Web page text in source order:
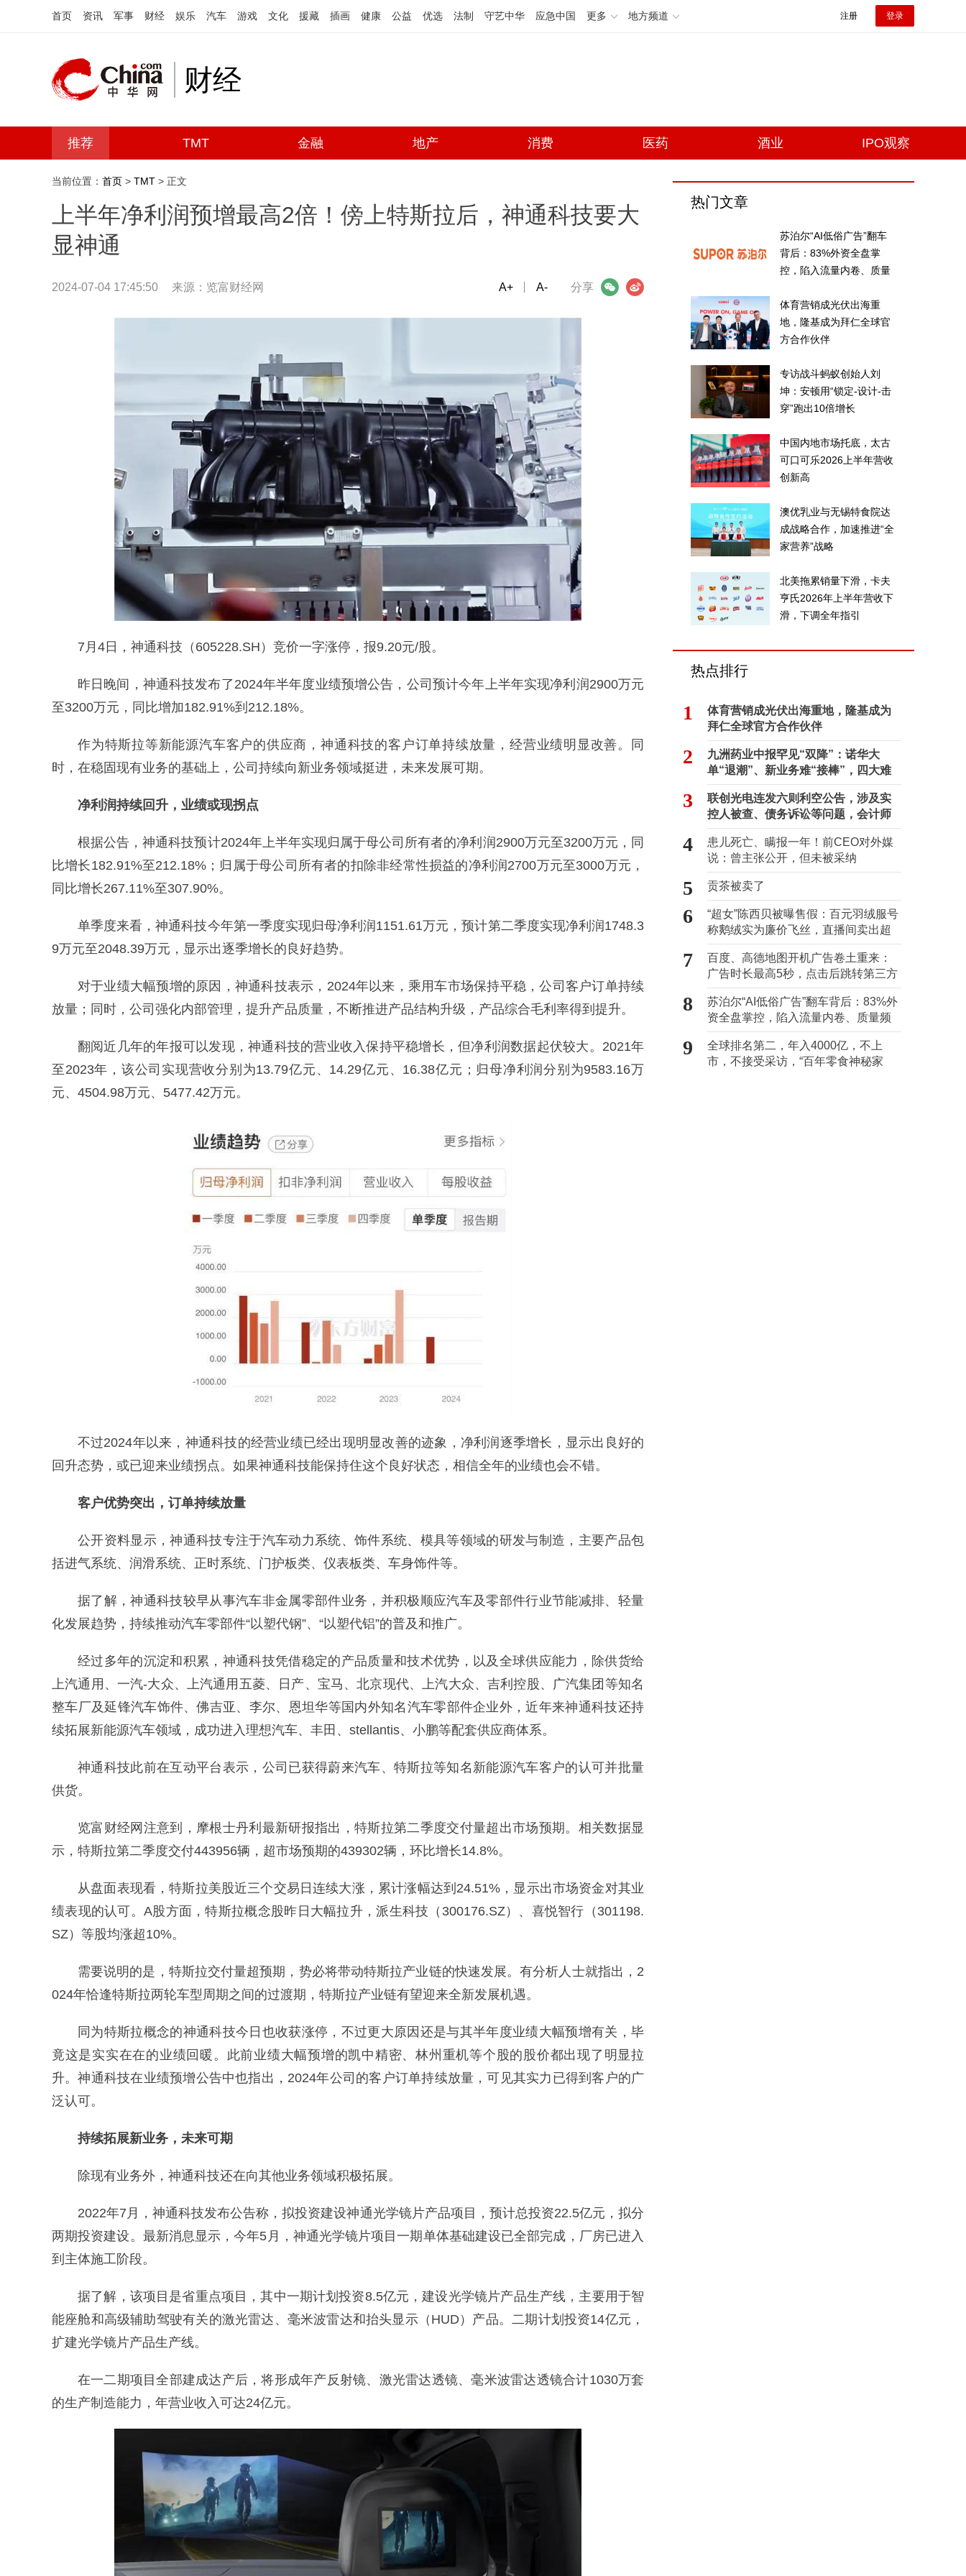
首页 资讯 军事 财经 娱乐 汽车 游戏 文化 援藏 插画 健康 公益 优选 法制 守艺中华 应急中国 更多 地方频道 注册 登录
财经
推荐 TMT 金融 地产 消费 医药 酒业 IPO观察
当前位置： 首页 > TMT > 正文
上半年净利润预增最高2倍！傍上特斯拉后，神通科技要大
显神通
2024-07-04 17:45:50 来源：览富财经网 分享
微信 微博
A+ A-
7月4日，神通科技（605228.SH）竞价一字涨停，报9.20元/股。
昨日晚间，神通科技发布了2024年半年度业绩预增公告，公司预计今年上半年实现净利润2900万元
至3200万元，同比增加182.91%到212.18%。
作为特斯拉等新能源汽车客户的供应商，神通科技的客户订单持续放量，经营业绩明显改善。同
时，在稳固现有业务的基础上，公司持续向新业务领域挺进，未来发展可期。
净利润持续回升，业绩或现拐点
根据公告，神通科技预计2024年上半年实现归属于母公司所有者的净利润2900万元至3200万元，同
比增长182.91%至212.18%；归属于母公司所有者的扣除非经常性损益的净利润2700万元至3000万元，
同比增长267.11%至307.90%。
单季度来看，神通科技今年第一季度实现归母净利润1151.61万元，预计第二季度实现净利润1748.3
9万元至2048.39万元，显示出逐季增长的良好趋势。
对于业绩大幅预增的原因，神通科技表示，2024年以来，乘用车市场保持平稳，公司客户订单持续
放量；同时，公司强化内部管理，提升产品质量，不断推进产品结构升级，产品综合毛利率得到提升。
翻阅近几年的年报可以发现，神通科技的营业收入保持平稳增长，但净利润数据起伏较大。2021年
至2023年，该公司实现营收分别为13.79亿元、14.29亿元、16.38亿元；归母净利润分别为9583.16万
元、4504.98万元、5477.42万元。
不过2024年以来，神通科技的经营业绩已经出现明显改善的迹象，净利润逐季增长，显示出良好的
回升态势，或已迎来业绩拐点。如果神通科技能保持住这个良好状态，相信全年的业绩也会不错。
客户优势突出，订单持续放量
公开资料显示，神通科技专注于汽车动力系统、饰件系统、模具等领域的研发与制造，主要产品包
括进气系统、润滑系统、正时系统、门护板类、仪表板类、车身饰件等。
据了解，神通科技较早从事汽车非金属零部件业务，并积极顺应汽车及零部件行业节能减排、轻量
化发展趋势，持续推动汽车零部件“以塑代钢”、“以塑代铝”的普及和推广。
经过多年的沉淀和积累，神通科技凭借稳定的产品质量和技术优势，以及全球供应能力，除供货给
上汽通用、一汽-大众、上汽通用五菱、日产、宝马、北京现代、上汽大众、吉利控股、广汽集团等知名
整车厂及延锋汽车饰件、佛吉亚、李尔、恩坦华等国内外知名汽车零部件企业外，近年来神通科技还持
续拓展新能源汽车领域，成功进入理想汽车、丰田、stellantis、小鹏等配套供应商体系。
神通科技此前在互动平台表示，公司已获得蔚来汽车、特斯拉等知名新能源汽车客户的认可并批量
供货。
览富财经网注意到，摩根士丹利最新研报指出，特斯拉第二季度交付量超出市场预期。相关数据显
示，特斯拉第二季度交付443956辆，超市场预期的439302辆，环比增长14.8%。
从盘面表现看，特斯拉美股近三个交易日连续大涨，累计涨幅达到24.51%，显示出市场资金对其业
绩表现的认可。A股方面，特斯拉概念股昨日大幅拉升，派生科技（300176.SZ）、喜悦智行（301198.
SZ）等股均涨超10%。
需要说明的是，特斯拉交付量超预期，势必将带动特斯拉产业链的快速发展。有分析人士就指出，2
024年恰逢特斯拉两轮车型周期之间的过渡期，特斯拉产业链有望迎来全新发展机遇。
同为特斯拉概念的神通科技今日也收获涨停，不过更大原因还是与其半年度业绩大幅预增有关，毕
竟这是实实在在的业绩回暖。此前业绩大幅预增的凯中精密、林州重机等个股的股价都出现了明显拉
升。神通科技在业绩预增公告中也指出，2024年公司的客户订单持续放量，可见其实力已得到客户的广
泛认可。
持续拓展新业务，未来可期
除现有业务外，神通科技还在向其他业务领域积极拓展。
2022年7月，神通科技发布公告称，拟投资建设神通光学镜片产品项目，预计总投资22.5亿元，拟分
两期投资建设。最新消息显示，今年5月，神通光学镜片项目一期单体基础建设已全部完成，厂房已进入
到主体施工阶段。
据了解，该项目是省重点项目，其中一期计划投资8.5亿元，建设光学镜片产品生产线，主要用于智
能座舱和高级辅助驾驶有关的激光雷达、毫米波雷达和抬头显示（HUD）产品。二期计划投资14亿元，
扩建光学镜片产品生产线。
在一二期项目全部建成达产后，将形成年产反射镜、激光雷达透镜、毫米波雷达透镜合计1030万套
的生产制造能力，年营业收入可达24亿元。
热门文章
苏泊尔“AI低俗广告”翻车
背后：83%外资全盘掌
控，陷入流量内卷、质量
体育营销成光伏出海重
地，隆基成为拜仁全球官
方合作伙伴
专访战斗蚂蚁创始人刘
坤：安顿用“锁定-设计-击
穿”跑出10倍增长
中国内地市场托底，太古
可口可乐2026上半年营收
创新高
澳优乳业与无锡特食院达
成战略合作，加速推进“全
家营养”战略
北美拖累销量下滑，卡夫
亨氏2026年上半年营收下
滑，下调全年指引
热点排行
1
体育营销成光伏出海重地，隆基成为
拜仁全球官方合作伙伴
2
九洲药业中报罕见“双降”：诺华大
单“退潮”、新业务难“接棒”，四大难
关待闯
3
联创光电连发六则利空公告，涉及实
控人被查、债务诉讼等问题，会计师
事务所曾出具“保留意见”
4
患儿死亡、瞒报一年！前CEO对外媒
说：曾主张公开，但未被采纳
5 贡茶被卖了
6
“超女”陈西贝被曝售假：百元羽绒服号
称鹅绒实为廉价飞丝，直播间卖出超
百万元
7
百度、高德地图开机广告卷土重来：
广告时长最高5秒，点击后跳转第三方
8
苏泊尔“AI低俗广告”翻车背后：83%外
资全盘掌控，陷入流量内卷、质量频
发的负循环
9
全球排名第二，年入4000亿，不上
市，不接受采访，“百年零食神秘家